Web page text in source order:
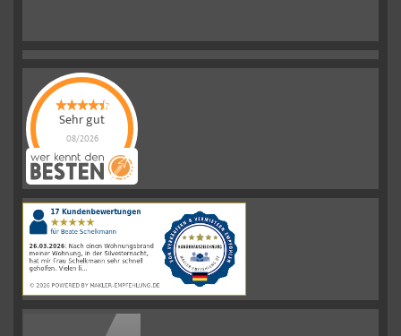
Sehr gut
08/2026
Schelkmann
Immobilienhat
|110Schelkmann
ImmobilienBewertungen
auf
werkenntdenBESTEN.de